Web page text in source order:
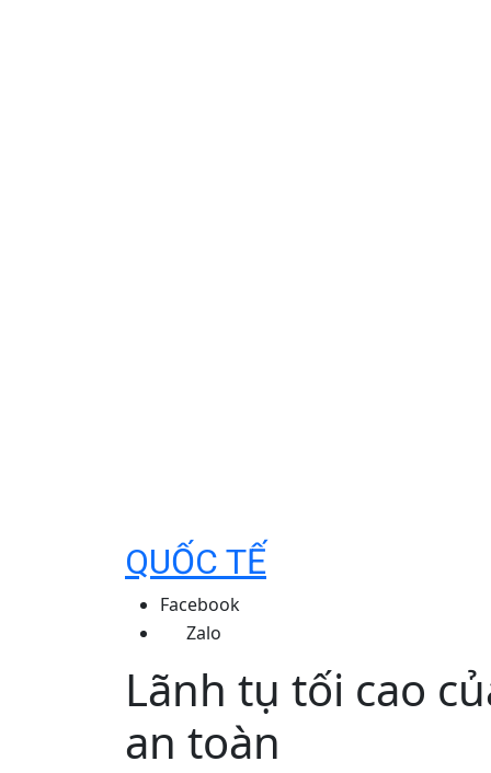
QUỐC TẾ
Facebook
Zalo
Lãnh tụ tối cao
an toàn